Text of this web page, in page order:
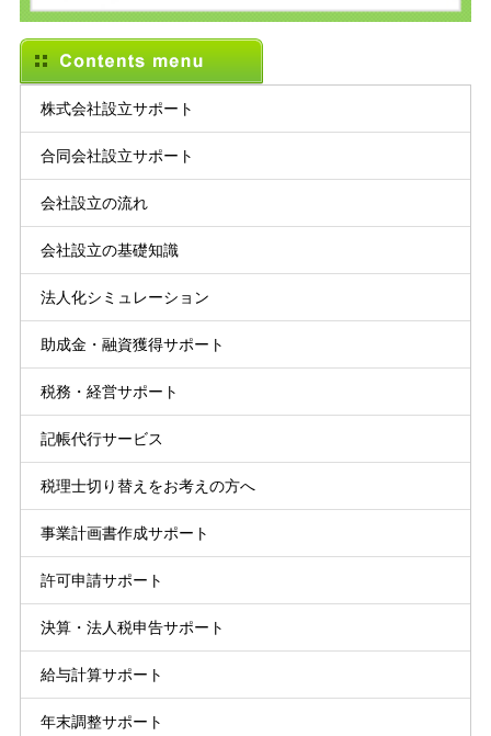
株式会社設立サポート
合同会社設立サポート
会社設立の流れ
会社設立の基礎知識
法人化シミュレーション
助成金・融資獲得サポート
税務・経営サポート
記帳代行サービス
税理士切り替えをお考えの方へ
事業計画書作成サポート
許可申請サポート
決算・法人税申告サポート
給与計算サポート
年末調整サポート